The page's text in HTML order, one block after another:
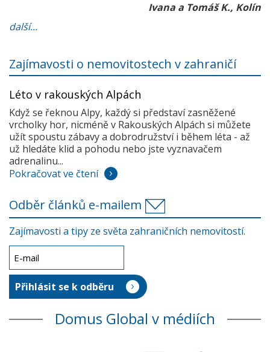
Ivana a Tomáš K., Kolín
další...
Zajímavosti o nemovitostech v zahraničí
Léto v rakouských Alpách
Když se řeknou Alpy, každý si představí zasněžené
vrcholky hor, nicméně v Rakouských Alpách si můžete
užít spoustu zábavy a dobrodružství i během léta - až
už hledáte klid a pohodu nebo jste vyznavačem
adrenalinu...
Pokračovat ve čtení
Odběr článků e-mailem
Zajímavosti a tipy ze světa zahraničních nemovitostí.
Domus Global v médiích